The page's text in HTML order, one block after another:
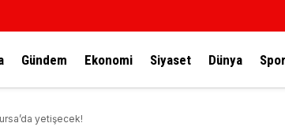
Gündem Ekonomi Siyaset Dünya Spor
yetişecek!